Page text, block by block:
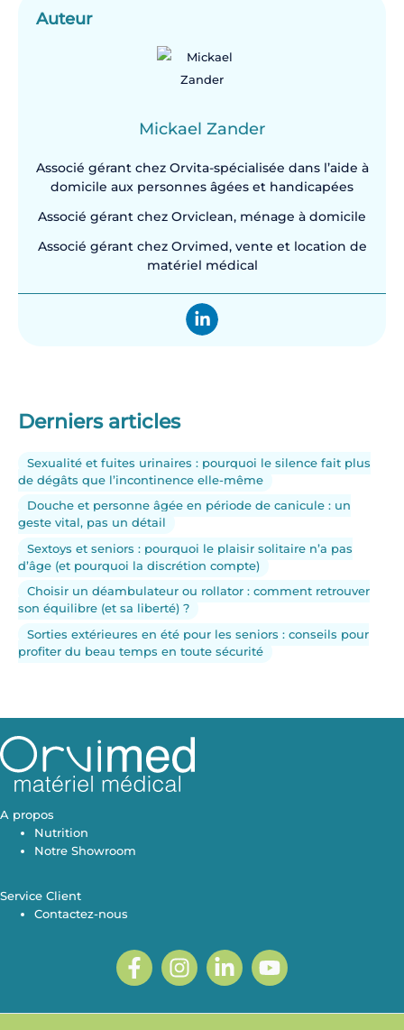
Auteur
Mickael Zander
Associé gérant chez Orvita-spécialisée dans l’aide à
domicile aux personnes âgées et handicapées
Associé gérant chez Orviclean, ménage à domicile
Associé gérant chez Orvimed, vente et location de
matériel médical
Derniers articles
Sexualité et fuites urinaires : pourquoi le silence fait plus
de dégâts que l’incontinence elle-même
Douche et personne âgée en période de canicule : un
geste vital, pas un détail
Sextoys et seniors : pourquoi le plaisir solitaire n’a pas
d’âge (et pourquoi la discrétion compte)
Choisir un déambulateur ou rollator : comment retrouver
son équilibre (et sa liberté) ?
Sorties extérieures en été pour les seniors : conseils pour
profiter du beau temps en toute sécurité
A propos
Nutrition
Notre Showroom
Service Client
Contactez-nous